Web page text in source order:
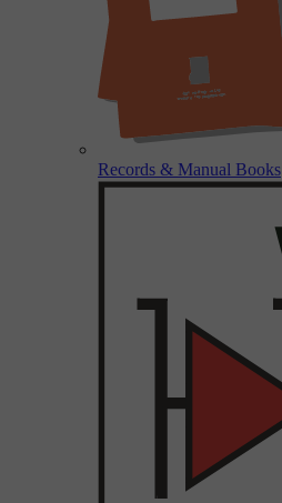
Records & Manual Books